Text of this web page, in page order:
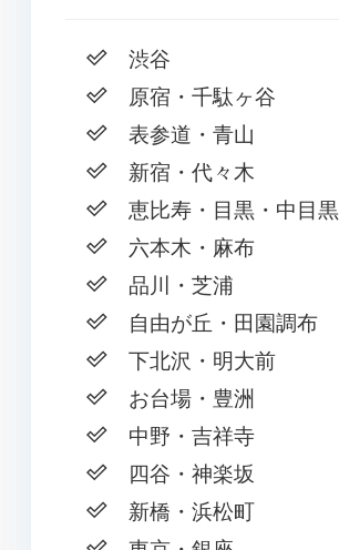
渋谷
原宿・千駄ヶ谷
表参道・青山
新宿・代々木
恵比寿・目黒・中目黒
六本木・麻布
品川・芝浦
自由が丘・田園調布
下北沢・明大前
お台場・豊洲
中野・吉祥寺
四谷・神楽坂
新橋・浜松町